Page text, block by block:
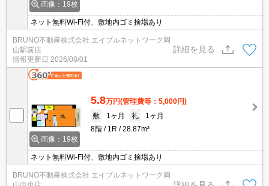
画像：19枚
ネット無料Wi-Fi付、敷地内ゴミ捨場あり
BRUNO不動産株式会社 エイブルネットワーク岡
山駅前店
情報更新日 2026/08/01
詳細を見る
画像：19枚
5.8万円(管理費等：5,000円)
敷
1ヶ月 礼
1ヶ月
8階
1R 28.87m²
ネット無料Wi-Fi付、敷地内ゴミ捨場あり
BRUNO不動産株式会社 エイブルネットワーク岡